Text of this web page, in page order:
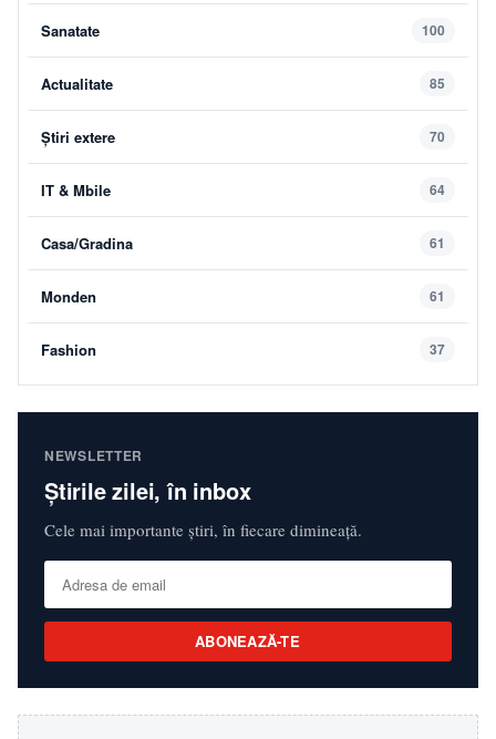
Sanatate 100
Actualitate 85
Știri extere 70
IT & Mbile 64
Casa/Gradina 61
Monden 61
Fashion 37
NEWSLETTER
Știrile zilei, în inbox
Cele mai importante știri, în fiecare dimineață.
ABONEAZĂ-TE